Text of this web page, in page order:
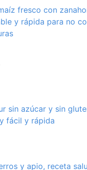
fresco con
y rápida para no
sin azúcar y sin
fácil y rápida
y apio, receta